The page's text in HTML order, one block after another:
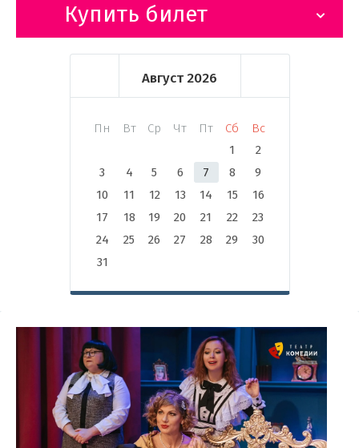
Купить билет
Август 2026
Пн Вт Ср Чт Пт Сб
Вс
1
2
3
4 5 6 7 8
9
10
11 12 13 14 15
16
17
18 19 20 21 22
23
24
25 26 27 28 29
30
31